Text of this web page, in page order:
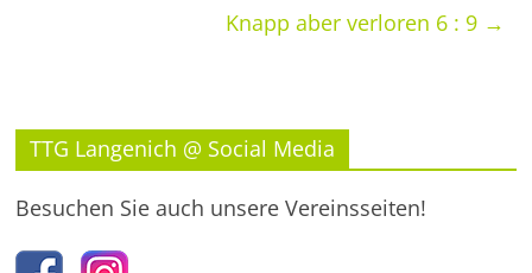
Knapp aber verloren 6 : 9 →
TTG Langenich @ Social Media
Besuchen Sie auch unsere Vereinsseiten!